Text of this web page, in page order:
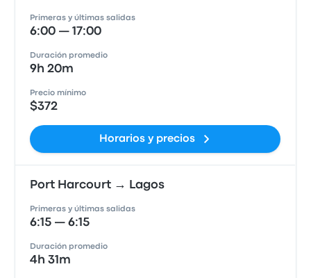
Primeras y últimas salidas
6:00 — 17:00
Duración promedio
9h 20m
Precio mínimo
$372
Horarios y precios
Port Harcourt → Lagos
Primeras y últimas salidas
6:15 — 6:15
Duración promedio
4h 31m